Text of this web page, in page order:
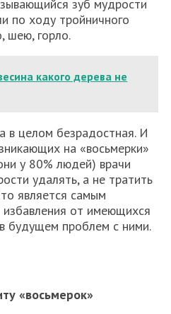
зуб мудрости
по ходу тройничного
шею, горло.
какого дерева не
в целом безрадостная. И
на «восьмерки»
у 80% людей) врачи
удалять, а не тратить
является самым
от имеющихся
будущем проблем с ними.
«восьмерок»